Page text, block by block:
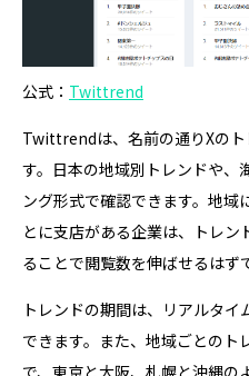
公式： Twittrend
Twittrendは、名前の通りXの
す。日本の地域別トレンドや、
ング形式で確認できます。地
とに支店がある企業は、トレ
ることで閲覧数を伸ばせるはず
トレンドの期間は、リアルタ
できます。また、地域ごとのト